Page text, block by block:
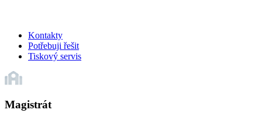
Kontakty
Potřebuji řešit
Tiskový servis
Magistrát